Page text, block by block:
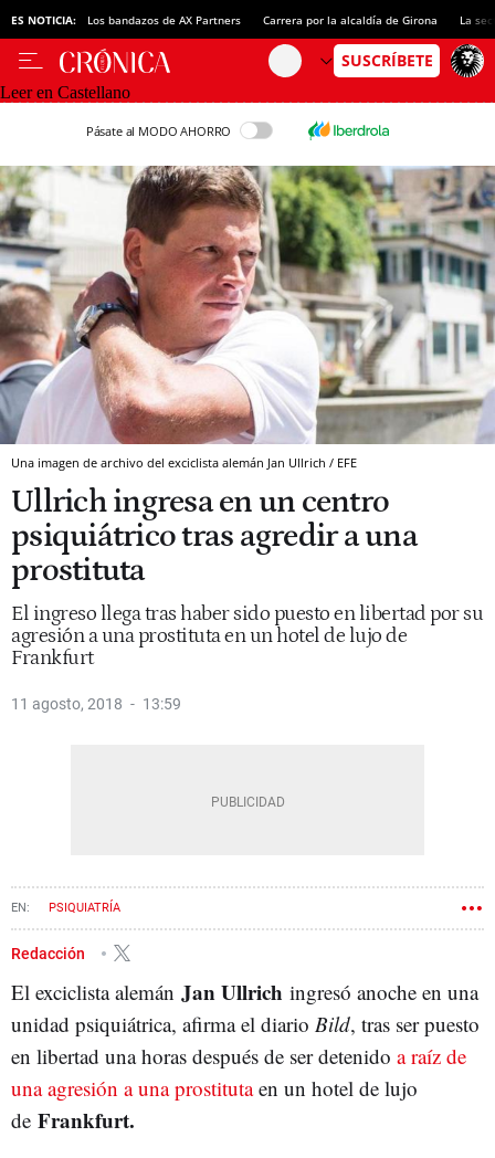
ES NOTICIA: Los bandazos de AX Partners Carrera por la alcaldía de Girona La
Leer en Castellano
Pásate al MODO AHORRO
Una imagen de archivo del exciclista alemán Jan Ullrich / EFE
Ullrich ingresa en un centro
psiquiátrico tras agredir a una
prostituta
El ingreso llega tras haber sido puesto en libertad por su
agresión a una prostituta en un hotel de lujo de
Frankfurt
11 agosto, 2018 13:59
PSIQUIATRÍA
Redacción
El exciclista alemán Jan Ullrich ingresó anoche en una
unidad psiquiátrica, afirma el diario Bild, tras ser puesto
en libertad una horas después de ser detenido a raíz de
una agresión a una prostitutaen un hotel de lujo
de Frankfurt.